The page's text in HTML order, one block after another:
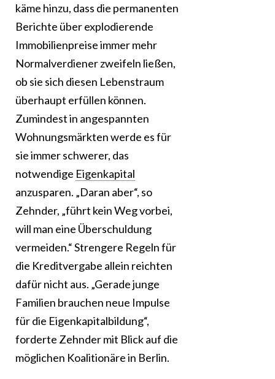
käme hinzu, dass die permanenten
Berichte über explodierende
Immobilienpreise immer mehr
Normalverdiener zweifeln ließen,
ob sie sich diesen Lebenstraum
überhaupt erfüllen können.
Zumindest in angespannten
Wohnungsmärkten werde es für
sie immer schwerer, das
notwendige Eigenkapital
anzusparen. „Daran aber“, so
Zehnder, „führt kein Weg vorbei,
will man eine Überschuldung
vermeiden.“ Strengere Regeln für
die Kreditvergabe allein reichten
dafür nicht aus. „Gerade junge
Familien brauchen neue Impulse
für die Eigenkapitalbildung“,
forderte Zehnder mit Blick auf die
möglichen Koalitionäre in Berlin.